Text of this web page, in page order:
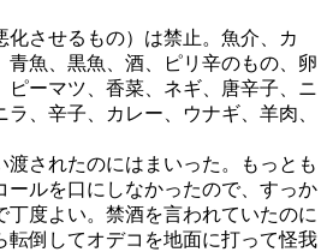
させるもの）は禁止。魚介、カ
青魚、黒魚、酒、ピリ辛のもの、卵
ピーマツ、香菜、ネギ、唐辛子、ニ
、辛子、カレー、ウナギ、羊肉、
されたのにはまいった。もっとも
ールを口にしなかったので、すっか
丁度よい。禁酒を言われていたのに
転倒してオデコを地面に打って怪我